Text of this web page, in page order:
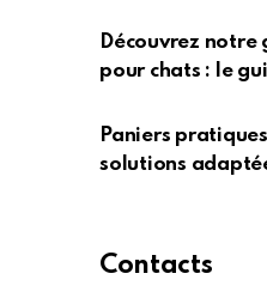
Découvrez notre
pour chats : le
Paniers
solutions
Contacts